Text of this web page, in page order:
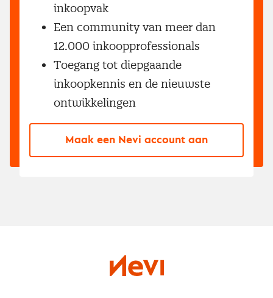
inkoopvak
Een community van meer dan
12.000 inkoopprofessionals
Toegang tot diepgaande
inkoopkennis en de nieuwste
ontwikkelingen
Maak een Nevi account aan